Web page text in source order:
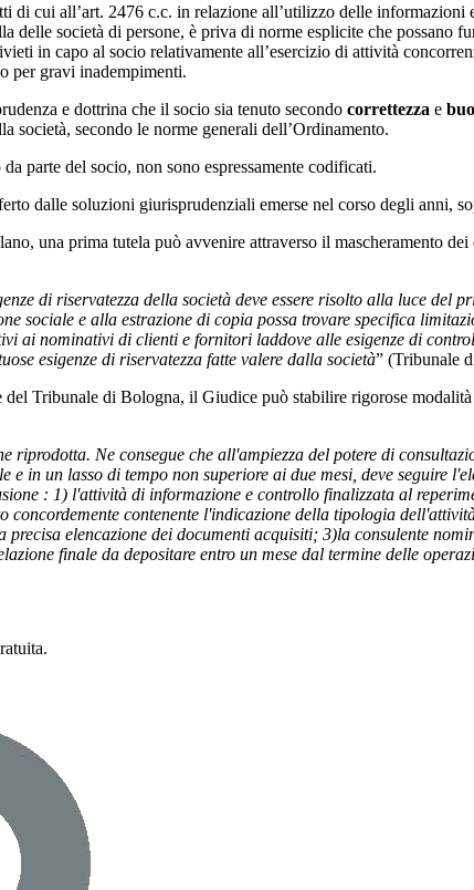
di cui all’art. 2476 c.c. in relazione all’utilizzo delle
delle società di persone, è priva di norme esplicite che
in capo al socio relativamente all’esercizio di attività
per gravi inadempimenti.
e dottrina che il socio sia tenuto secondo correttezza e
società, secondo le norme generali dell’Ordinamento.
parte del socio, non sono espressamente codificati.
dalle soluzioni giurisprudenziali emerse nel corso degli anni,
una prima tutela può avvenire attraverso il mascheramento
di riservatezza della società deve essere risolto alla luce
sociale e alla estrazione di copia possa trovare specifica
ai nominativi di clienti e fornitori laddove alle esigenze di
esigenze di riservatezza fatte valere dalla società” (Tribunale
Tribunale di Bologna, il Giudice può stabilire rigorose
riprodotta. Ne consegue che all'ampiezza del potere di
e in un lasso di tempo non superiore ai due mesi, deve seguire
: 1) l'attività di informazione e controllo finalizzata al
concordemente contenente l'indicazione della tipologia
elencazione dei documenti acquisiti; 3)la consulente
finale da depositare entro un mese dal termine delle